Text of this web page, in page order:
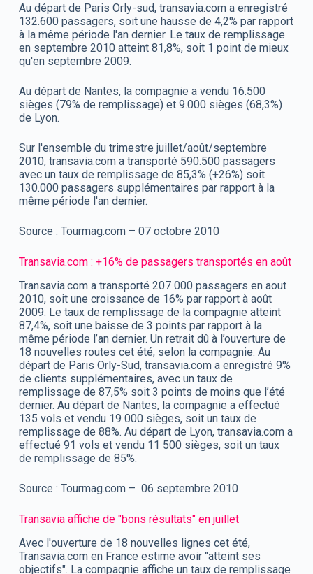
Au départ de Paris Orly-sud, transavia.com a enregistré
132.600 passagers, soit une hausse de 4,2% par rapport
à la même période l'an dernier. Le taux de remplissage
en septembre 2010 atteint 81,8%, soit 1 point de mieux
qu'en septembre 2009.
Au départ de Nantes, la compagnie a vendu 16.500
sièges (79% de remplissage) et 9.000 sièges (68,3%)
de Lyon.
Sur l'ensemble du trimestre juillet/août/septembre
2010, transavia.com a transporté 590.500 passagers
avec un taux de remplissage de 85,3% (+26%) soit
130.000 passagers supplémentaires par rapport à la
même période l'an dernier.
Source : Tourmag.com – 07 octobre 2010
Transavia.com : +16% de passagers transportés en août
Transavia.com a transporté 207 000 passagers en aout
2010, soit une croissance de 16% par rapport à août
2009. Le taux de remplissage de la compagnie atteint
87,4%, soit une baisse de 3 points par rapport à la
même période l’an dernier. Un retrait dû à l’ouverture de
18 nouvelles routes cet été, selon la compagnie. Au
départ de Paris Orly-Sud, transavia.com a enregistré 9%
de clients supplémentaires, avec un taux de
remplissage de 87,5% soit 3 points de moins que l’été
dernier. Au départ de Nantes, la compagnie a effectué
135 vols et vendu 19 000 sièges, soit un taux de
remplissage de 88%. Au départ de Lyon, transavia.com a
effectué 91 vols et vendu 11 500 sièges, soit un taux
de remplissage de 85%.
Source : Tourmag.com – 06 septembre 2010
Transavia affiche de "bons résultats" en juillet
Avec l'ouverture de 18 nouvelles lignes cet été,
Transavia.com en France estime avoir "atteint ses
objectifs". La compagnie affiche un taux de remplissage